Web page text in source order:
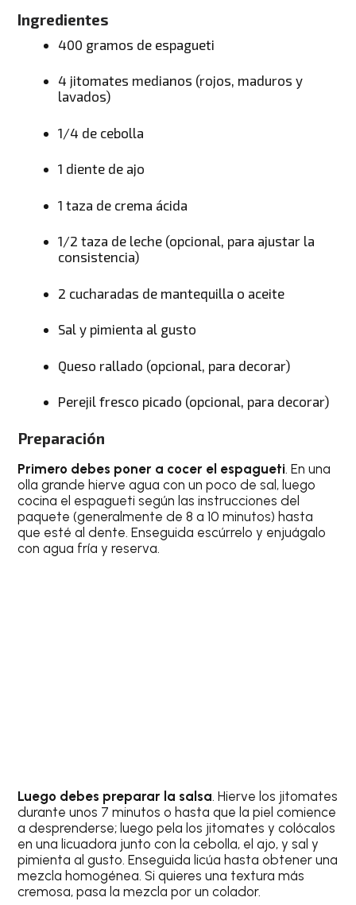
Ingredientes
400 gramos de espagueti
4 jitomates medianos (rojos, maduros y
lavados)
1/4 de cebolla
1 diente de ajo
1 taza de crema ácida
1/2 taza de leche (opcional, para ajustar la
consistencia)
2 cucharadas de mantequilla o aceite
Sal y pimienta al gusto
Queso rallado (opcional, para decorar)
Perejil fresco picado (opcional, para decorar)
Preparación
Primero debes poner a cocer el espagueti. En una
olla grande hierve agua con un poco de sal, luego
cocina el espagueti según las instrucciones del
paquete (generalmente de 8 a 10 minutos) hasta
que esté al dente. Enseguida escúrrelo y enjuágalo
con agua fría y reserva.
Luego debes preparar la salsa. Hierve los jitomates
durante unos 7 minutos o hasta que la piel comience
a desprenderse; luego pela los jitomates y colócalos
en una licuadora junto con la cebolla, el ajo, y sal y
pimienta al gusto. Enseguida licúa hasta obtener una
mezcla homogénea. Si quieres una textura más
cremosa, pasa la mezcla por un colador.